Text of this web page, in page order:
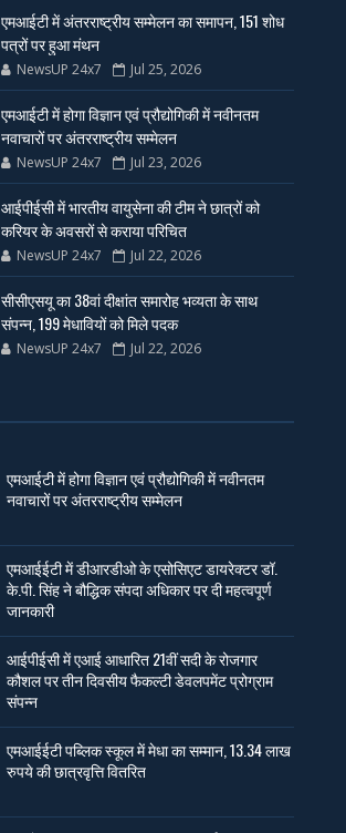
एमआईटी में अंतरराष्ट्रीय सम्मेलन का समापन, 151 शोध
पत्रों पर हुआ मंथन
NewsUP 24x7 Jul 25, 2026
एमआईटी में होगा विज्ञान एवं प्रौद्योगिकी में नवीनतम
नवाचारों पर अंतरराष्ट्रीय सम्मेलन
NewsUP 24x7 Jul 23, 2026
आईपीईसी में भारतीय वायुसेना की टीम ने छात्रों को
करियर के अवसरों से कराया परिचित
NewsUP 24x7 Jul 22, 2026
सीसीएसयू का 38वां दीक्षांत समारोह भव्यता के साथ
संपन्न, 199 मेधावियों को मिले पदक
NewsUP 24x7 Jul 22, 2026
एमआईटी में होगा विज्ञान एवं प्रौद्योगिकी में नवीनतम
नवाचारों पर अंतरराष्ट्रीय सम्मेलन
एमआईईटी में डीआरडीओ के एसोसिएट डायरेक्टर डॉ.
के.पी. सिंह ने बौद्धिक संपदा अधिकार पर दी महत्वपूर्ण
जानकारी
आईपीईसी में एआई आधारित 21वीं सदी के रोजगार
कौशल पर तीन दिवसीय फैकल्टी डेवलपमेंट प्रोग्राम
संपन्न
एमआईईटी पब्लिक स्कूल में मेधा का सम्मान, 13.34 लाख
रुपये की छात्रवृत्ति वितरित